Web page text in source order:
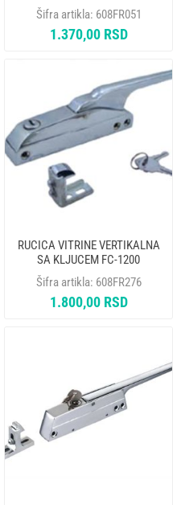
Šifra artikla: 608FR051
1.370,00 RSD
RUCICA VITRINE VERTIKALNA
SA KLJUCEM FC-1200
Šifra artikla: 608FR276
1.800,00 RSD